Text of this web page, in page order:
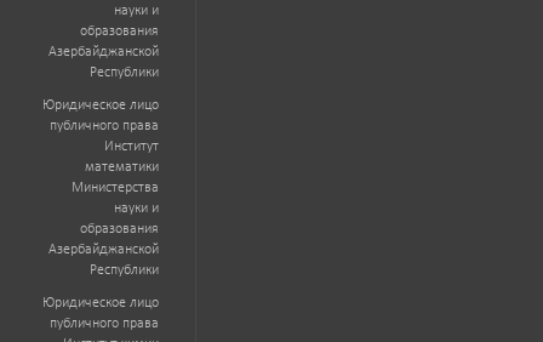
науки и
образования
Азербайджанской
Республики
Юридическое лицо
публичного права
Институт
математики
Министерства
науки и
образования
Азербайджанской
Республики
Юридическое лицо
публичного права